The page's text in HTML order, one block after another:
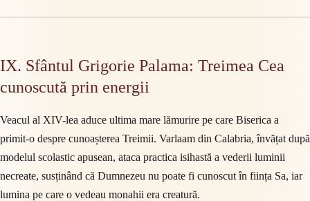
IX. Sfântul Grigorie Palama: Treimea Cea
cunoscută prin energii
Veacul al XIV-lea aduce ultima mare lămurire pe care Biserica a
primit-o despre cunoașterea Treimii. Varlaam din Calabria, învățat după
modelul scolastic apusean, ataca practica isihastă a vederii luminii
necreate, susținând că Dumnezeu nu poate fi cunoscut în ființa Sa, iar
lumina pe care o vedeau monahii era creatură.